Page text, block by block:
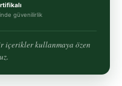
güvenilirlik
içerikler kullanmaya özen